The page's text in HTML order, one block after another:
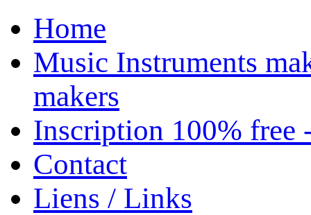
Home
Music Instruments
makers
Inscription 100% free
Contact
Liens / Links